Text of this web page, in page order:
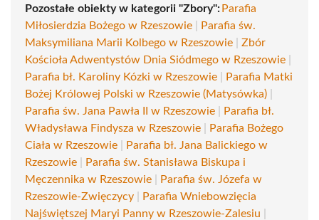
Pozostałe obiekty w kategorii "Zbory": Parafia
Miłosierdzia Bożego w Rzeszowie
Parafia św.
Maksymiliana Marii Kolbego w Rzeszowie
Zbór
Kościoła Adwentystów Dnia Siódmego w Rzeszowie
Parafia bł. Karoliny Kózki w Rzeszowie
Parafia Matki
Bożej Królowej Polski w Rzeszowie (Matysówka)
Parafia św. Jana Pawła II w Rzeszowie
Parafia bł.
Władysława Findysza w Rzeszowie
Parafia Bożego
Ciała w Rzeszowie
Parafia bł. Jana Balickiego w
Rzeszowie
Parafia św. Stanisława Biskupa i
Męczennika w Rzeszowie
Parafia św. Józefa w
Rzeszowie-Zwięczycy
Parafia Wniebowzięcia
Najświętszej Maryi Panny w Rzeszowie-Zalesiu